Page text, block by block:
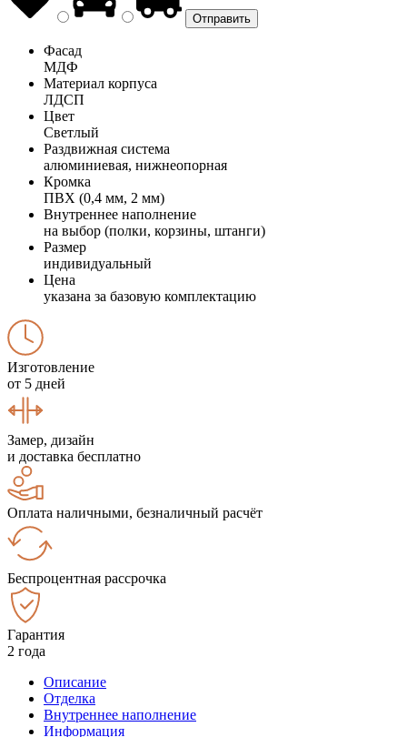
Фасад
МДФ
Материал корпуса
ЛДСП
Цвет
Светлый
Раздвижная система
алюминиевая, нижнеопорная
Кромка
ПВХ (0,4 мм, 2 мм)
Внутреннее наполнение
на выбор (полки, корзины, штанги)
Размер
индивидуальный
Цена
указана за базовую комплектацию
Изготовление
от 5 дней
Замер, дизайн
и доставка бесплатно
Оплата наличными, безналичный расчёт
Беспроцентная рассрочка
Гарантия
2 года
Описание
Отделка
Внутреннее наполнение
Информация